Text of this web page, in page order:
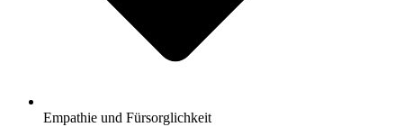
Empathie und Fürsorglichkeit